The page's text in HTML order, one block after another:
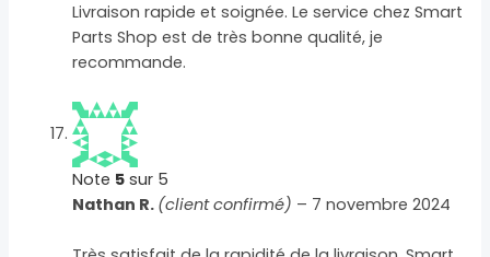
Livraison rapide et soignée. Le service chez Smart
Parts Shop est de très bonne qualité, je
recommande.
Note 5 sur 5
Nathan R. (client confirmé) – 7 novembre 2024